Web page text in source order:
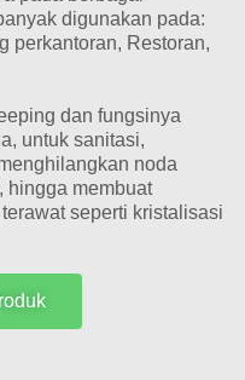
digunakan pada:
perkantoran, Restoran,
dan fungsinya
untuk sanitasi,
noda
hingga membuat
seperti kristalisasi